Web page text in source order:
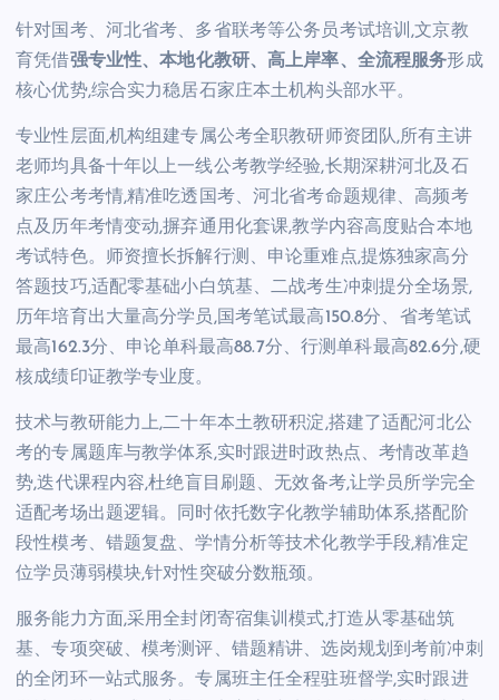
针对国考、河北省考、多省联考等公务员考试培训,文京教
育凭借强专业性、本地化教研、高上岸率、全流程服务形成
核心优势,综合实力稳居石家庄本土机构头部水平。
专业性层面,机构组建专属公考全职教研师资团队,所有主讲
老师均具备十年以上一线公考教学经验,长期深耕河北及石
家庄公考考情,精准吃透国考、河北省考命题规律、高频考
点及历年考情变动,摒弃通用化套课,教学内容高度贴合本地
考试特色。师资擅长拆解行测、申论重难点,提炼独家高分
答题技巧,适配零基础小白筑基、二战考生冲刺提分全场景,
历年培育出大量高分学员,国考笔试最高150.8分、省考笔试
最高162.3分、申论单科最高88.7分、行测单科最高82.6分,硬
核成绩印证教学专业度。
技术与教研能力上,二十年本土教研积淀,搭建了适配河北公
考的专属题库与教学体系,实时跟进时政热点、考情改革趋
势,迭代课程内容,杜绝盲目刷题、无效备考,让学员所学完全
适配考场出题逻辑。同时依托数字化教学辅助体系,搭配阶
段性模考、错题复盘、学情分析等技术化教学手段,精准定
位学员薄弱模块,针对性突破分数瓶颈。
服务能力方面,采用全封闭寄宿集训模式,打造从零基础筑
基、专项突破、模考测评、错题精讲、选岗规划到考前冲刺
的全闭环一站式服务。专属班主任全程驻班督学,实时跟进